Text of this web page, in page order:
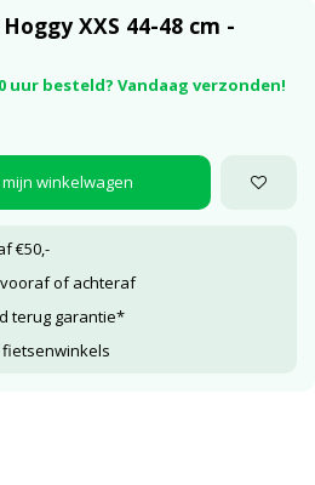
XXS 44-48 cm -
uur besteld? Vandaag verzonden!
winkelwagen
€50,-
vooraf of achteraf
terug garantie*